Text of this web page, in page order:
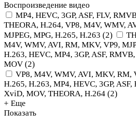
Воспроизведение видео
MP4, HEVC, 3GP, ASF, FLV,
THEORA, H.264, VP8, M4V, WMV,
MJPEG, MPG, H.265, H.263 (2)
M4V, WMV, AVI, RM, MKV, VP9,
H.263, HEVC, MP4, 3GP, ASF,
MOV (2)
VP8, M4V, WMV, AVI, MKV, RM,
H.265, H.263, MP4, HEVC, 3GP,
XviD, MOV, THEORA, H.264 (2)
+ Еще
Показать